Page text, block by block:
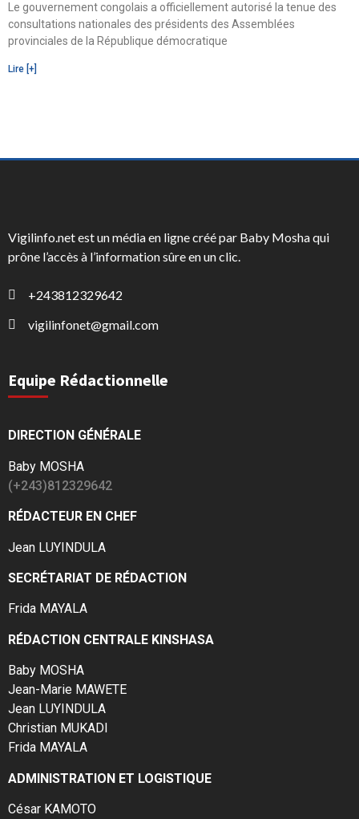
Le gouvernement congolais a officiellement autorisé la tenue des
consultations nationales des présidents des Assemblées
provinciales de la République démocratique
Lire [+]
Vigilinfo.net est un média en ligne créé par Baby Mosha qui
prône l’accès à l’information sûre en un clic.
+243812329642
vigilinfonet@gmail.com
Equipe Rédactionnelle
DIRECTION GÉNÉRALE
Baby MOSHA
(+243)812329642
RÉDACTEUR EN CHEF
Jean LUYINDULA
SECRÉTARIAT DE RÉDACTION
Frida MAYALA
RÉDACTION CENTRALE KINSHASA
Baby MOSHA
Jean-Marie MAWETE
Jean LUYINDULA
Christian MUKADI
Frida MAYALA
ADMINISTRATION ET LOGISTIQUE
César KAMOTO